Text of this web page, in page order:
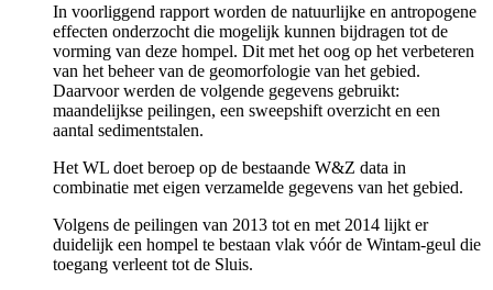
In voorliggend rapport worden de natuurlijke en antropogene
effecten onderzocht die mogelijk kunnen bijdragen tot de
vorming van deze hompel. Dit met het oog op het verbeteren
van het beheer van de geomorfologie van het gebied.
Daarvoor werden de volgende gegevens gebruikt:
maandelijkse peilingen, een sweepshift overzicht en een
aantal sedimentstalen.
Het WL doet beroep op de bestaande W&Z data in
combinatie met eigen verzamelde gegevens van het gebied.
Volgens de peilingen van 2013 tot en met 2014 lijkt er
duidelijk een hompel te bestaan vlak vóór de Wintam-geul die
toegang verleent tot de Sluis.